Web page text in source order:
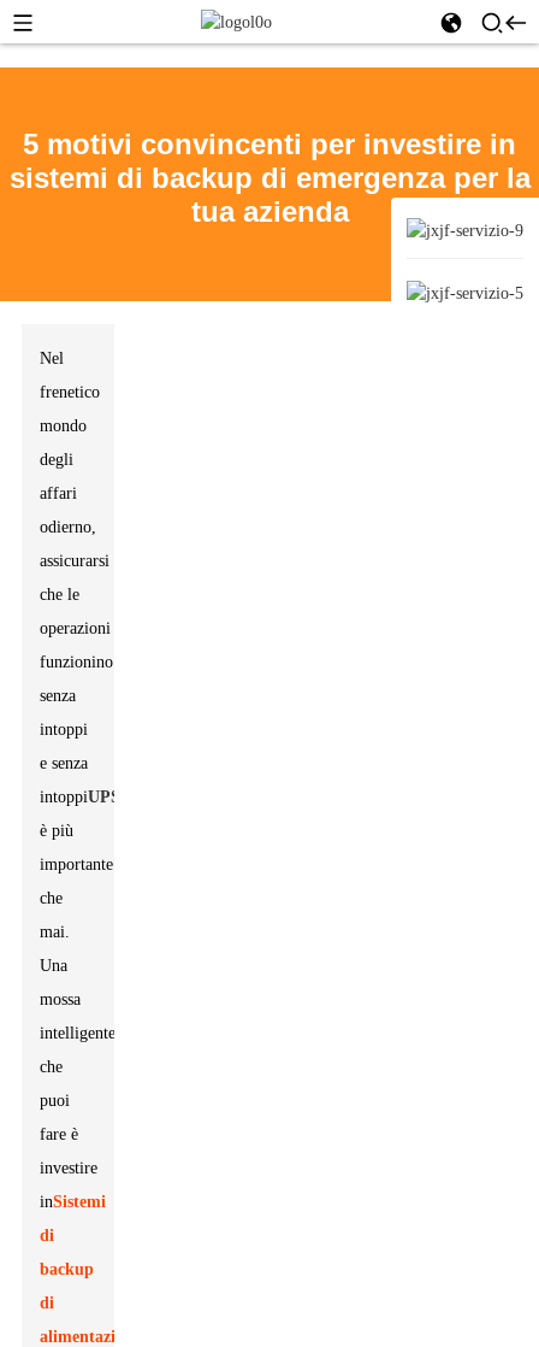
5 motivi convincenti per investire in
sistemi di backup di emergenza per la
tua azienda
Nel
frenetico
mondo
degli
affari
odierno,
assicurarsi
che le
operazioni
funzionino
senza
intoppi
e senza
intoppiUPS
è più
importante
che
mai.
Una
mossa
intelligente
che
puoi
fare è
investire
inSistemi
di
backup
di
alimentazione